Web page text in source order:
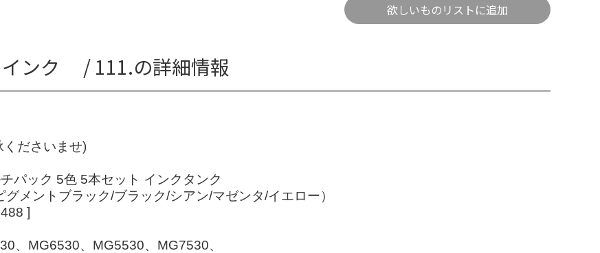
欲しいものリストに追加
インク / 111.の詳細情報
ださいませ)
パック 5色 5本セット インクタンク
メントブラック/ブラック/シアン/マゼンタ/イエロー）
]
、MG6530、MG5530、MG7530、